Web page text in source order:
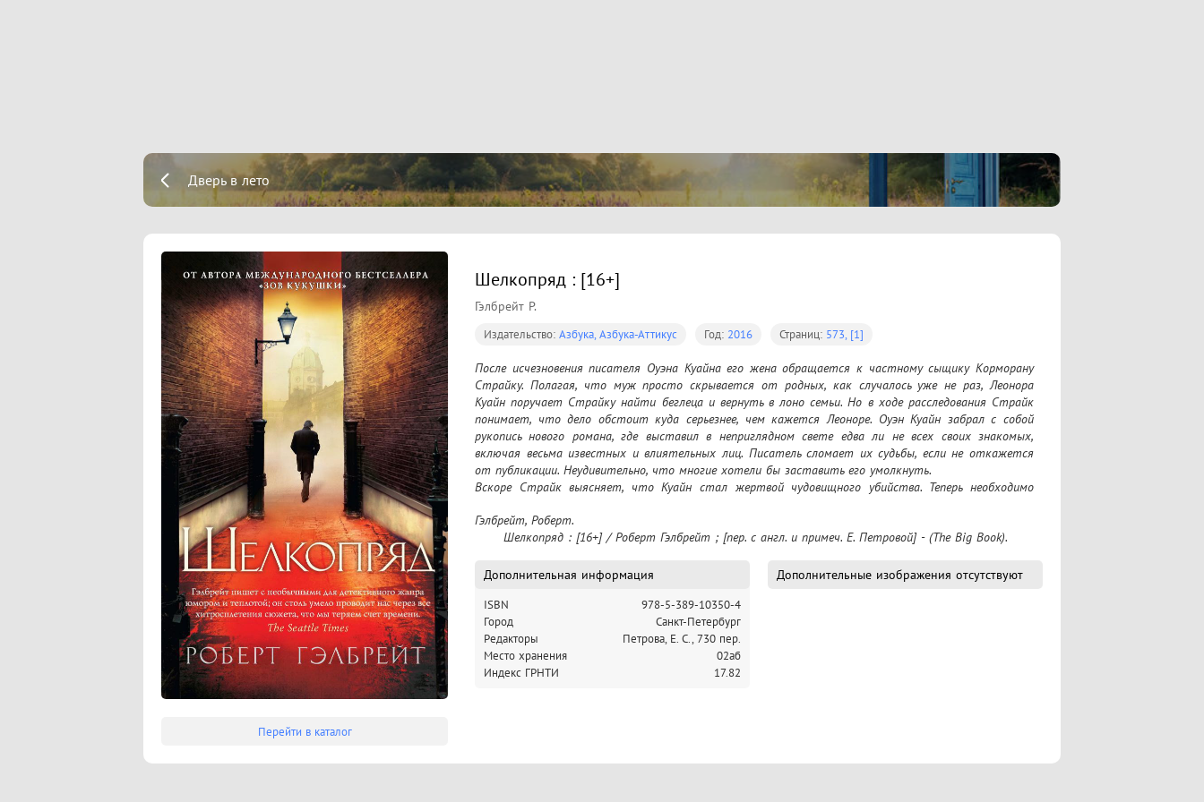
Дверь в лето
Перейти в каталог
Шелкопряд : [16+]
Гэлбрейт Р.
Издательство: Азбука, Азбука-Аттикус Год: 2016 Страниц: 573, [1]
После исчезновения писателя Оуэна Куайна его жена обращается к частному сыщику Корморану
Страйку. Полагая, что муж просто скрывается от родных, как случалось уже не раз, Леонора
Куайн поручает Страйку найти беглеца и вернуть в лоно семьи. Но в ходе расследования Страйк
понимает, что дело обстоит куда серьезнее, чем кажется Леоноре. Оуэн Куайн забрал с собой
рукопись нового романа, где выставил в неприглядном свете едва ли не всех своих знакомых,
включая весьма известных и влиятельных лиц. Писатель сломает их судьбы, если не откажется
от публикации. Неудивительно, что многие хотели бы заставить его умолкнуть.
Вскоре Страйк выясняет, что Куайн стал жертвой чудовищного убийства. Теперь необходимо
Увлекательный детектив с неожиданными поворотами сюжета, «Шелкопряд» — второе
произведение из цикла романов о Корморане Страйке и его решительной помощнице Робин
Гэлбрейт, Роберт.
	Шелкопряд : [16+] / Роберт Гэлбрейт ; [пер. с англ. и примеч. Е. Петровой] - (The Big Book).
Дополнительная информация
ISBN
978-5-389-10350-4
Город
Санкт-Петербург
Редакторы
Петрова, Е. С., 730 пер.
Место хранения
02аб
Индекс ГРНТИ
17.82
Дополнительные изображения отсутствуют